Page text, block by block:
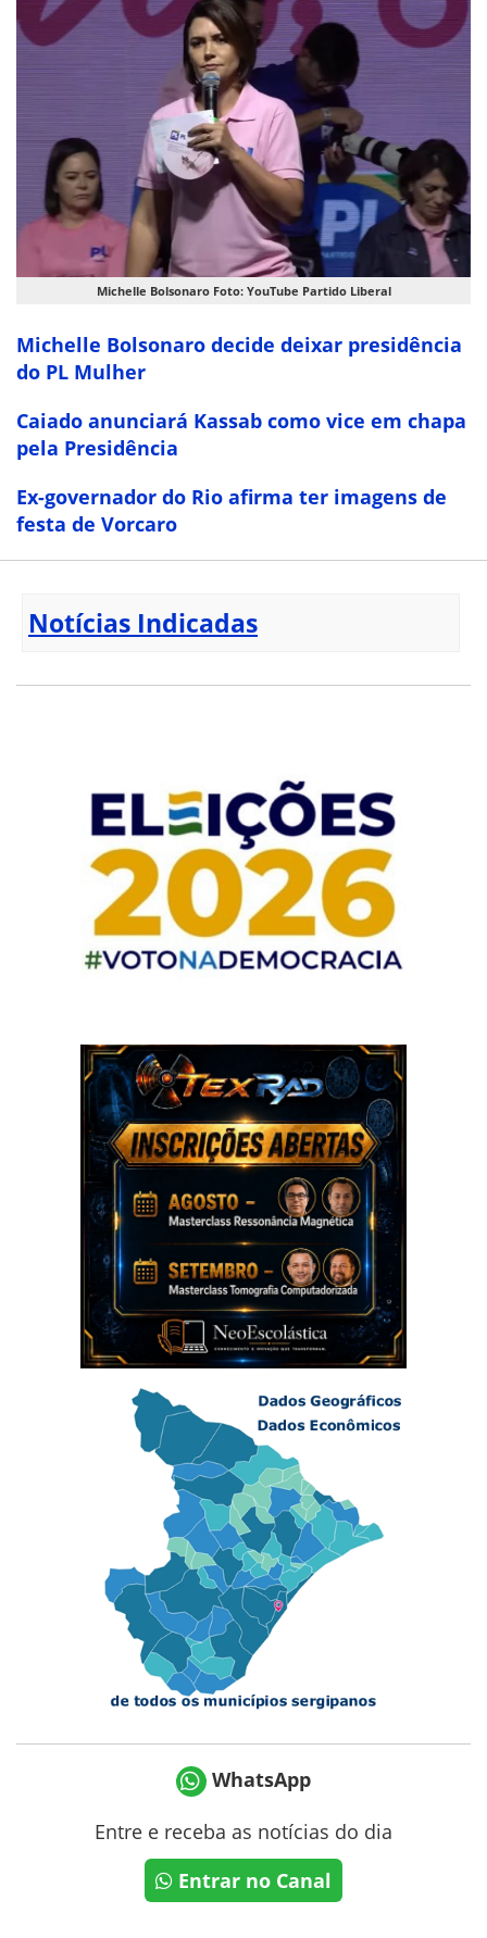
Michelle Bolsonaro Foto: YouTube Partido Liberal
Michelle Bolsonaro decide deixar presidência
do PL Mulher
Caiado anunciará Kassab como vice em chapa
pela Presidência
Ex-governador do Rio afirma ter imagens de
festa de Vorcaro
Notícias Indicadas
WhatsApp
Entre e receba as notícias do dia
Entrar no Canal